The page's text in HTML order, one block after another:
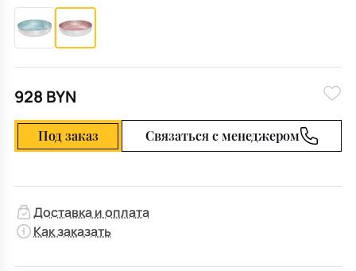
928 BYN
Под заказ Связаться с менеджером
Доставка и оплата
Как заказать